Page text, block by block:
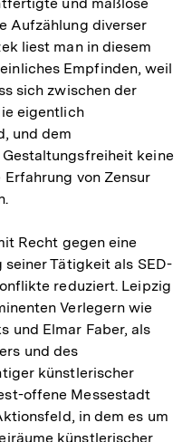
Aufzählung diverser
liest man in diesem
Empfinden, weil
sich zwischen der
eigentlich
und dem
keine
von Zensur
Recht gegen eine
Tätigkeit als SED-
reduziert. Leipzig
Verlegern wie
und Elmar Faber, als
und des
künstlerischer
offene Messestadt
in dem es um
künstlerischer
Zum